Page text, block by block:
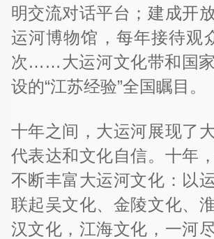
明交流对话平台；建成开
运河博物馆，每年接待观
次……大运河文化带和国
设的“江苏经验”全国瞩目。
十年之间，大运河展现了
代表达和文化自信。十年
不断丰富大运河文化：以
联起吴文化、金陵文化、
汉文化，江海文化，一河